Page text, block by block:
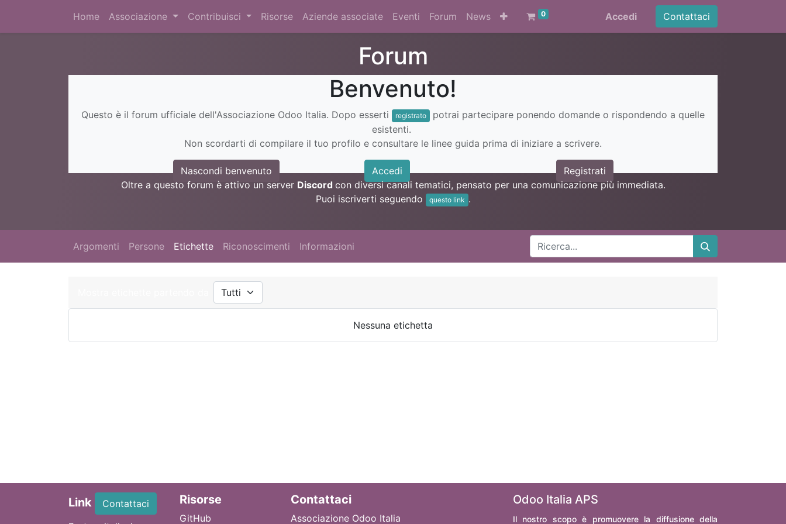
Home Associazione Contribuisci Risorse Aziende associate Eventi Forum News 0 Accedi Contattaci
Forum
Benvenuto!
Questo è il forum ufficiale dell'Associazione Odoo Italia. Dopo esserti registrato
potrai partecipare ponendo domande o rispondendo a quelle
esistenti.
Non scordarti di compilare il tuo profilo e consultare le linee guida prima di iniziare a scrivere.
Nascondi benvenuto Accedi
Registrati
Oltre a questo forum è attivo un server Discord con diversi canali tematici, pensato per una comunicazione più immediata.
Puoi iscriverti seguendo
questo link .
Argomenti Persone Etichette Riconoscimenti Informazioni
Nessuna etichetta
Link
Contattaci
Risorse
GitHub
Contattaci
Associazione Odoo Italia
Odoo Italia APS
Il nostro scopo è promuovere la diffusione della